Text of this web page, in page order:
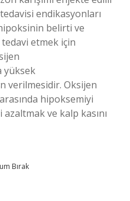
endikasyonları
belirti ve
etmek için
yüksek
verilmesidir. Oksijen
hipoksemiyi
ve kalp kasını
Bırak